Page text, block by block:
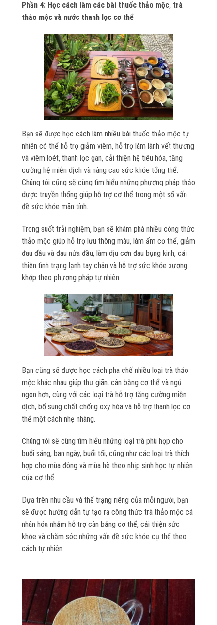
Phần 4: Học cách làm các bài thuốc thảo mộc, trà
thảo mộc và nước thanh lọc cơ thể
Bạn sẽ được học cách làm nhiều bài thuốc thảo mộc tự
nhiên có thể hỗ trợ giảm viêm, hỗ trợ làm lành vết thương
và viêm loét, thanh lọc gan, cải thiện hệ tiêu hóa, tăng
cường hệ miễn dịch và nâng cao sức khỏe tổng thể.
Chúng tôi cũng sẽ cùng tìm hiểu những phương pháp thảo
dược truyền thống giúp hỗ trợ cơ thể trong một số vấn
đề sức khỏe mãn tính.
Trong suốt trải nghiệm, bạn sẽ khám phá nhiều công thức
thảo mộc giúp hỗ trợ lưu thông máu, làm ấm cơ thể, giảm
đau đầu và đau nửa đầu, làm dịu cơn đau bụng kinh, cải
thiện tình trạng lạnh tay chân và hỗ trợ sức khỏe xương
khớp theo phương pháp tự nhiên.
Bạn cũng sẽ được học cách pha chế nhiều loại trà thảo
mộc khác nhau giúp thư giãn, cân bằng cơ thể và ngủ
ngon hơn, cùng với các loại trà hỗ trợ tăng cường miễn
dịch, bổ sung chất chống oxy hóa và hỗ trợ thanh lọc cơ
thể một cách nhẹ nhàng.
Chúng tôi sẽ cùng tìm hiểu những loại trà phù hợp cho
buổi sáng, ban ngày, buổi tối, cũng như các loại trà thích
hợp cho mùa đông và mùa hè theo nhịp sinh học tự nhiên
của cơ thể.
Dựa trên nhu cầu và thể trạng riêng của mỗi người, bạn
sẽ được hướng dẫn tự tạo ra công thức trà thảo mộc cá
nhân hóa nhằm hỗ trợ cân bằng cơ thể, cải thiện sức
khỏe và chăm sóc những vấn đề sức khỏe cụ thể theo
cách tự nhiên.